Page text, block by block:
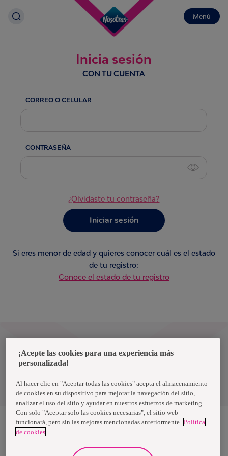
Menú
Inicia sesión
CON TU CUENTA
CORREO O CELULAR
CONTRASEÑA
¿Olvidaste tu contraseña?
Iniciar sesión
Si eres menor de edad y quieres conocer cuál es el estado
de tu registro:
Conoce el estado de tu registro
Términos y condiciones
Nosotras, una marca de Essity - una compañía global líder en
higiene y salud. Cada día, mil millones de personas, en todo el
mundo, utilizan nuestros productos, servicios y soluciones. Nuestro
¡Acepte las cookies para una experiencia más
personalizada!
Al hacer clic en "Aceptar todas las cookies" acepta el almacenamiento
de cookies en su dispositivo para mejorar la navegación del sitio,
analizar el uso del sitio y ayudar en nuestros esfuerzos de marketing.
Con solo "Aceptar solo las cookies necesarias", el sitio web
funcionará, pero sin las mejoras mencionadas anteriormente. Política
de cookies